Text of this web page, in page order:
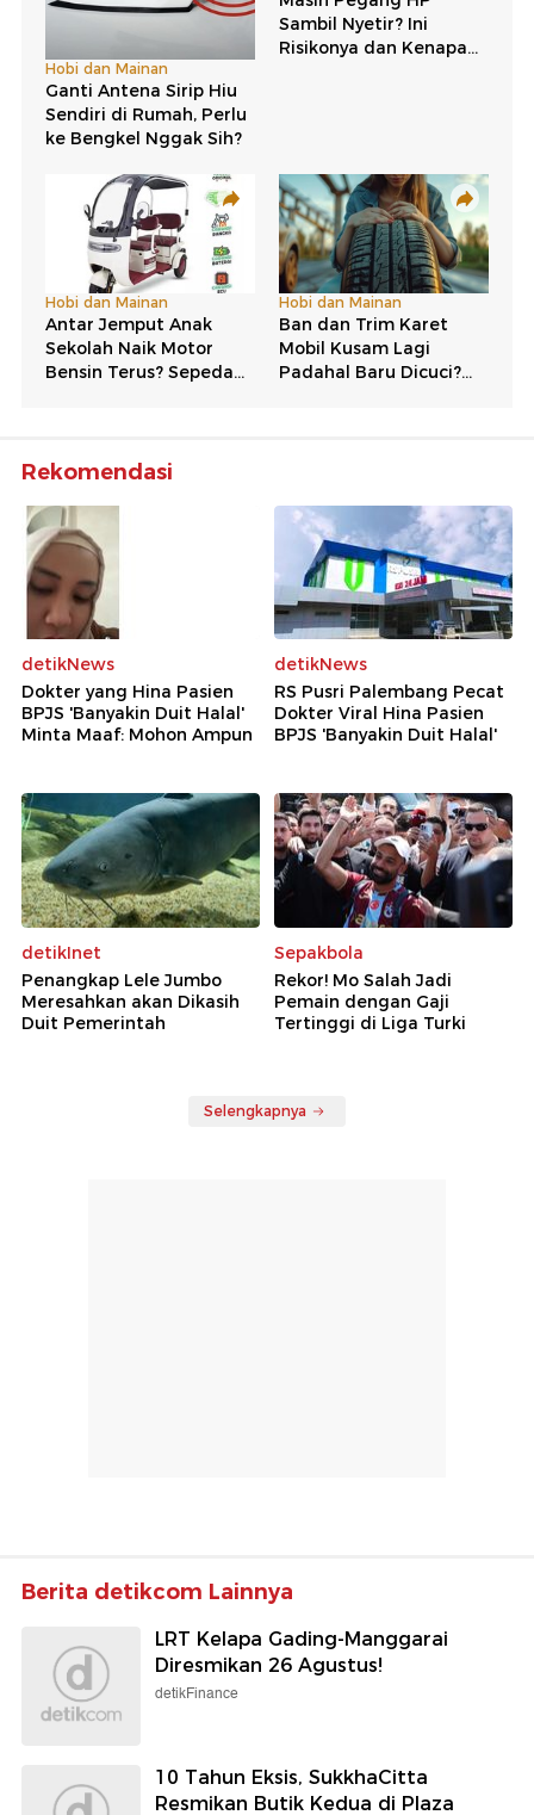
Rekomendasi
detikNews
Dokter yang Hina Pasien
BPJS 'Banyakin Duit Halal'
Minta Maaf: Mohon Ampun
detikNews
RS Pusri Palembang Pecat
Dokter Viral Hina Pasien
BPJS 'Banyakin Duit Halal'
detikInet
Penangkap Lele Jumbo
Meresahkan akan Dikasih
Duit Pemerintah
Sepakbola
Rekor! Mo Salah Jadi
Pemain dengan Gaji
Tertinggi di Liga Turki
Selengkapnya
Berita detikcom Lainnya
LRT Kelapa Gading-Manggarai
Diresmikan 26 Agustus!
detikFinance
10 Tahun Eksis, SukkhaCitta
Resmikan Butik Kedua di Plaza